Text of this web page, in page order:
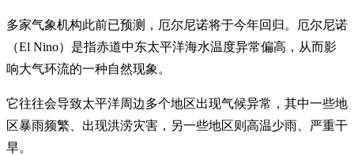
多家气象机构此前已预测，厄尔尼诺将于今年回归。厄尔尼诺
（El Nino）是指赤道中东太平洋海水温度异常偏高，从而影
响大气环流的一种自然现象。
它往往会导致太平洋周边多个地区出现气候异常，其中一些地
区暴雨频繁、出现洪涝灾害，另一些地区则高温少雨、严重干
旱。